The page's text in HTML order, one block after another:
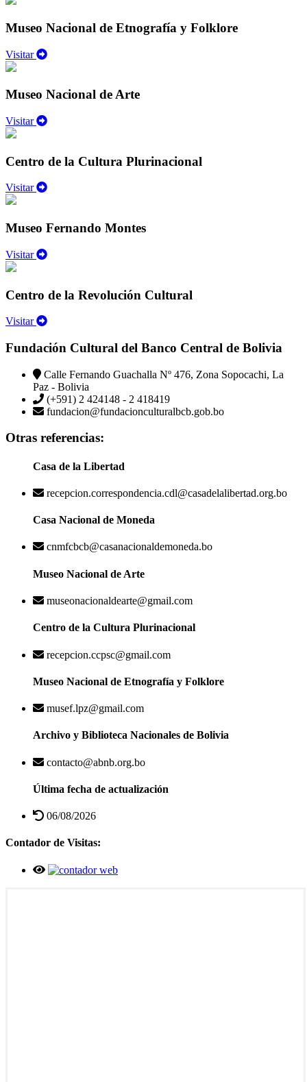
Museo Nacional de Etnografía y Folklore
Visitar
Museo Nacional de Arte
Visitar
Centro de la Cultura Plurinacional
Visitar
Museo Fernando Montes
Visitar
Centro de la Revolución Cultural
Visitar
Fundación Cultural del Banco Central de Bolivia
Calle Fernando Guachalla Nº 476, Zona Sopocachi, La
Paz - Bolivia
(+591) 2 424148 - 2 418419
fundacion@fundacionculturalbcb.gob.bo
Otras referencias:
Casa de la Libertad
recepcion.correspondencia.cdl@casadelalibertad.org.bo
Casa Nacional de Moneda
cnmfcbcb@casanacionaldemoneda.bo
Museo Nacional de Arte
museonacionaldearte@gmail.com
Centro de la Cultura Plurinacional
recepcion.ccpsc@gmail.com
Museo Nacional de Etnografía y Folklore
musef.lpz@gmail.com
Archivo y Biblioteca Nacionales de Bolivia
contacto@abnb.org.bo
Última fecha de actualización
06/08/2026
Contador de Visitas: